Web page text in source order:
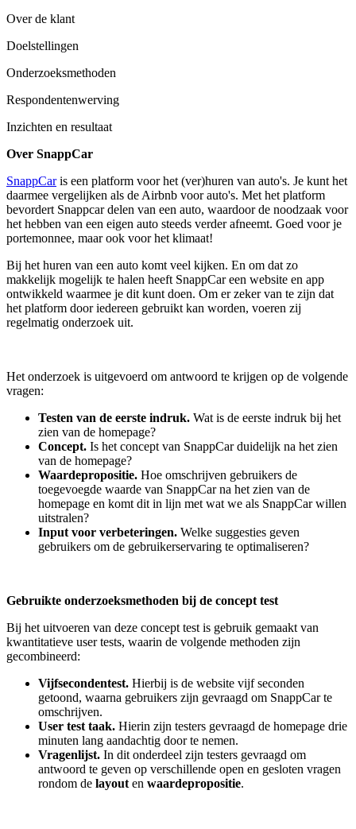
Over de klant
Doelstellingen
Onderzoeksmethoden
Respondentenwerving
Inzichten en resultaat
Over SnappCar
SnappCaris een platform voor het (ver)huren van auto's. Je kunt het
daarmee vergelijken als de Airbnb voor auto's. Met het platform
bevordert Snappcar delen van een auto, waardoor de noodzaak voor
het hebben van een eigen auto steeds verder afneemt. Goed voor je
portemonnee, maar ook voor het klimaat!
Bij het huren van een auto komt veel kijken. En om dat zo
makkelijk mogelijk te halen heeft SnappCar een website en app
ontwikkeld waarmee je dit kunt doen. Om er zeker van te zijn dat
het platform door iedereen gebruikt kan worden, voeren zij
regelmatig onderzoek uit.
Het onderzoek is uitgevoerd om antwoord te krijgen op de volgende
vragen:
Testen van de eerste indruk. Wat is de eerste indruk bij het
zien van de homepage?
Concept. Is het concept van SnappCar duidelijk na het zien
van de homepage?
Waardepropositie. Hoe omschrijven gebruikers de
toegevoegde waarde van SnappCar na het zien van de
homepage en komt dit in lijn met wat we als SnappCar willen
uitstralen?
Input voor verbeteringen. Welke suggesties geven
gebruikers om de gebruikerservaring te optimaliseren?
Gebruikte onderzoeksmethoden bij de concept test
Bij het uitvoeren van deze concept test is gebruik gemaakt van
kwantitatieve user tests, waarin de volgende methoden zijn
gecombineerd:
Vijfsecondentest. Hierbij is de website vijf seconden
getoond, waarna gebruikers zijn gevraagd om SnappCar te
omschrijven.
User test taak. Hierin zijn testers gevraagd de homepage drie
minuten lang aandachtig door te nemen.
Vragenlijst. In dit onderdeel zijn testers gevraagd om
antwoord te geven op verschillende open en gesloten vragen
rondom de layout en waardepropositie.